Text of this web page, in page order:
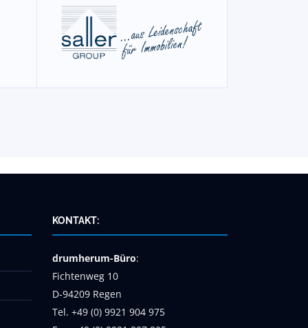
KONTAKT:
drumherum-Büro:
Fichtenweg 10
D-94209 Regen
Tel. +49 (0) 9921 904 975